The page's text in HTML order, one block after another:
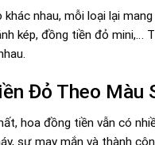
nhau, mỗi loại lại
kép, đồng tiền đỏ mini,…
Đỏ Theo Màu
hoa đồng tiền vẫn có